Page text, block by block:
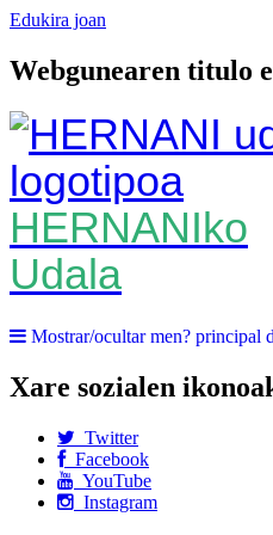
Edukira joan
Webgunearen titulo
HERNANIko
Udala
Mostrar/ocultar men? principal
Xare sozialen
Twitter
Facebook
YouTube
Instagram